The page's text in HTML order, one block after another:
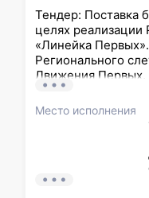
Тендер: Поставка
целях реализации
«Линейка
Регионального
Движения Первых.
(26/55428)
Место исполнения